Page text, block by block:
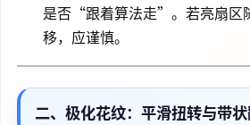
是否“跟着算法走”。若亮扇区
移，应谨慎。
二、极化花纹：平滑扭转与带